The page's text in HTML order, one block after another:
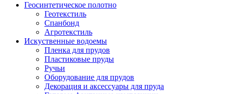
Геосинтетическое полотно
Геотекстиль
Спанбонд
Агротекстиль
Искуственные водоемы
Пленка для прудов
Пластиковые пруды
Ручьи
Оборудование для прудов
Декорация и аксессуары для пруда